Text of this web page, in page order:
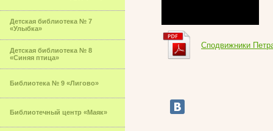
Детская библиотека № 7
«Улыбка»
Детская библиотека № 8
«Синяя птица»
Библиотека № 9 «Лигово»
Библиотечный центр «Маяк»
Сподвижники